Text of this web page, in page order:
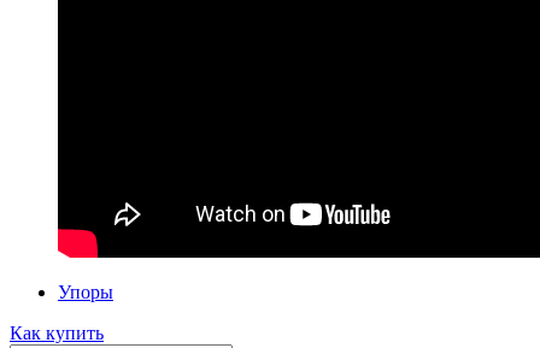
Упоры
Как купить